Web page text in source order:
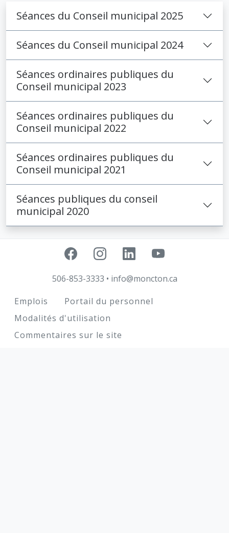
Séances du Conseil municipal 2025
Séances du Conseil municipal 2024
Séances ordinaires publiques du
Conseil municipal 2023
Séances ordinaires publiques du
Conseil municipal 2022
Séances ordinaires publiques du
Conseil municipal 2021
Séances publiques du conseil
municipal 2020
506-853-3333 • info@moncton.ca
Footer
Emplois
Portail du personnel
Modalités d'utilisation
Commentaires sur le site